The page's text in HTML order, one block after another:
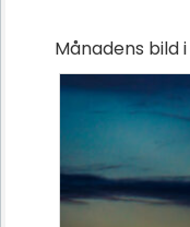
Månadens bild i